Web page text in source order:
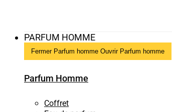
PARFUM HOMME
Fermer Parfum homme Ouvrir Parfum homme
Parfum Homme
Coffret